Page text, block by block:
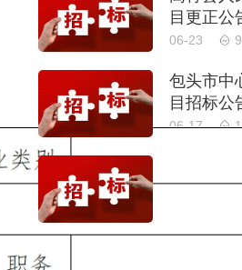
目更正公
06-23
包头市中
目招标公
06-17
上海市
采购项目